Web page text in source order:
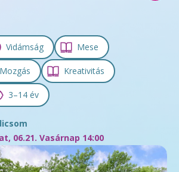
Vidámság Mese
Mozgás Kreativitás
3–14 év
06.21. Vasárnap 14:00